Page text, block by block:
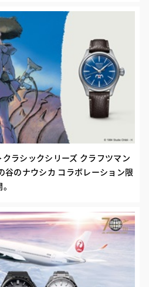
ラシックシリーズ クラフツマン
谷のナウシカ コラボレーション限